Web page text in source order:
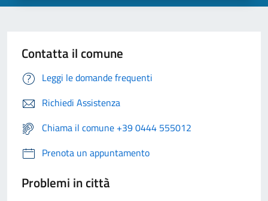
Contatta il comune
Leggi le domande frequenti
Richiedi Assistenza
Chiama il comune +39 0444 555012
Prenota un appuntamento
Problemi in città